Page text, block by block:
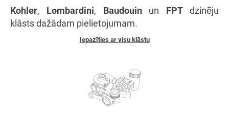
Kohler, Lombardini, Baudouin un FPTdzinēju
klāsts dažādam pielietojumam.
Iepazīties ar visu klāstu